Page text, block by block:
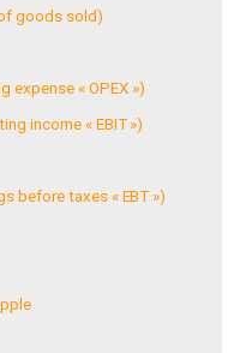
goods sold)
expense « OPEX »)
income « EBIT »)
before taxes « EBT »)